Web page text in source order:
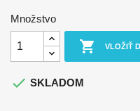
Množstvo
 VLOŽIŤ
 SKLADOM